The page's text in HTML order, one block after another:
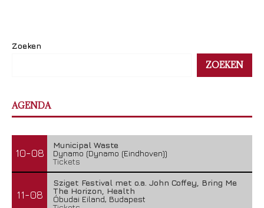
Zoeken
ZOEKEN
AGENDA
10-08
Municipal Waste
Dynamo (Dynamo (Eindhoven))
Tickets
11-08
Sziget Festival met o.a. John Coffey, Bring Me
The Horizon, Health
Óbudai Eiland, Budapest